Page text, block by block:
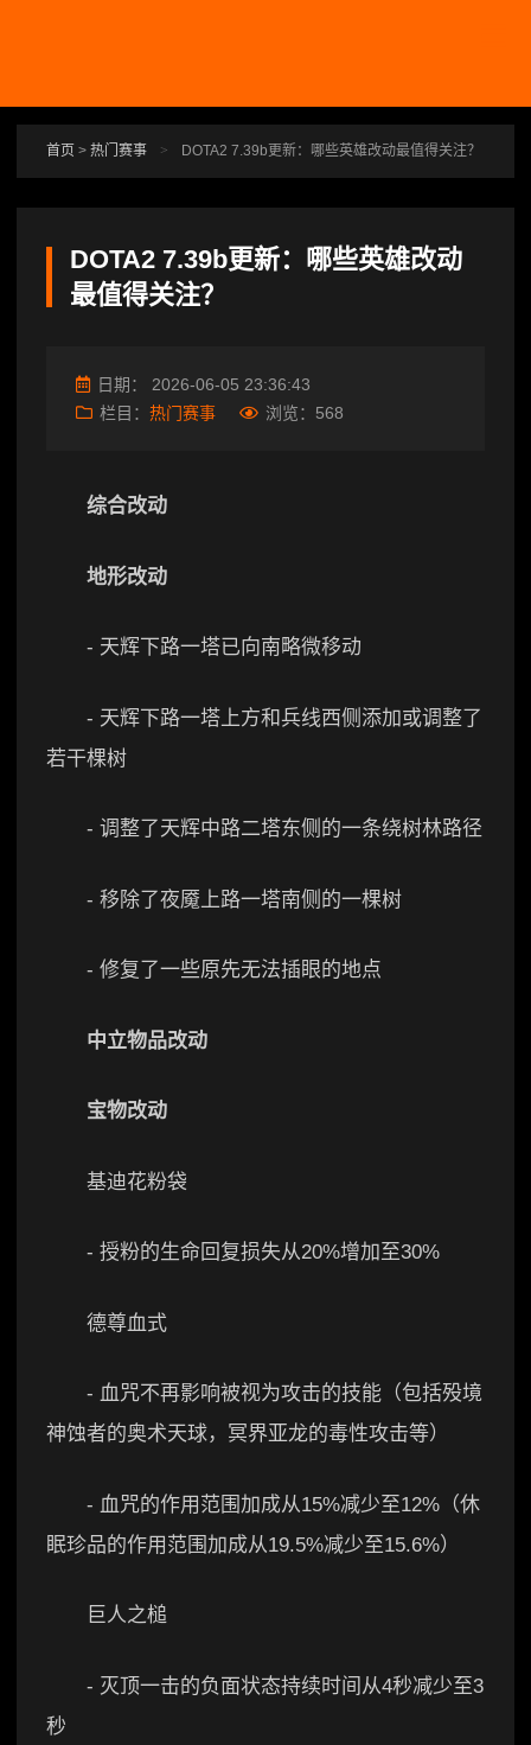
首页 > 热门赛事 > DOTA2 7.39b更新：哪些英雄改动最值得关注？
DOTA2 7.39b更新：哪些英雄改动
最值得关注？
日期： 2026-06-05 23:36:43
栏目： 热门赛事 浏览： 568
综合改动
地形改动
- 天辉下路一塔已向南略微移动
- 天辉下路一塔上方和兵线西侧添加或调整了
若干棵树
- 调整了天辉中路二塔东侧的一条绕树林路径
- 移除了夜魇上路一塔南侧的一棵树
- 修复了一些原先无法插眼的地点
中立物品改动
宝物改动
基迪花粉袋
- 授粉的生命回复损失从20%增加至30%
德尊血式
- 血咒不再影响被视为攻击的技能（包括殁境
神蚀者的奥术天球，冥界亚龙的毒性攻击等）
- 血咒的作用范围加成从15%减少至12%（休
眠珍品的作用范围加成从19.5%减少至15.6%）
巨人之槌
- 灭顶一击的负面状态持续时间从4秒减少至3
秒